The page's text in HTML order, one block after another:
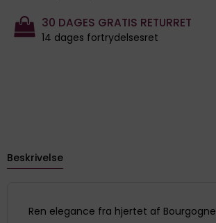
30 DAGES GRATIS RETURRET
14 dages fortrydelsesret
Beskrivelse
Ren elegance fra hjertet af Bourgogne